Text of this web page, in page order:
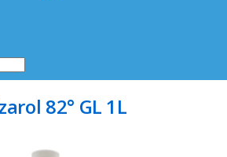
82° GL 1L